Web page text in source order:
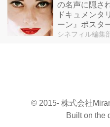
の名声に隠さ
ドキュメンタ
ーン』ポスタ
シネフィル編集
© 2015- 株式会社
Built on the